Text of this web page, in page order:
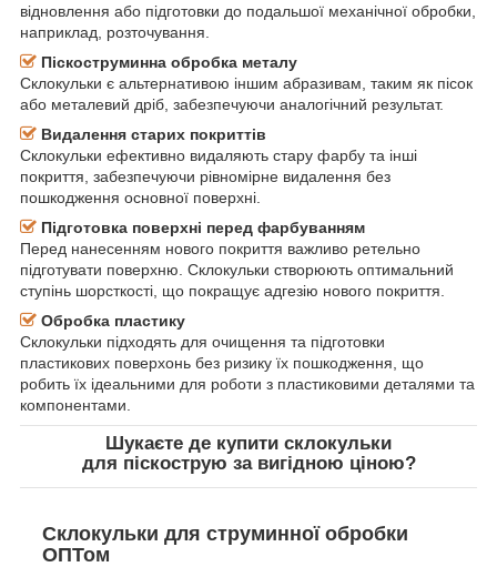
відновлення або підготовки до подальшої механічної обробки,
наприклад, розточування.
Піскоструминна обробка металу
Склокульки є альтернативою іншим абразивам, таким як пісок
або металевий дріб, забезпечуючи аналогічний результат.
Видалення старих покриттів
Склокульки ефективно видаляють стару фарбу та інші
покриття, забезпечуючи рівномірне видалення без
пошкодження основної поверхні.
Підготовка поверхні перед фарбуванням
Перед нанесенням нового покриття важливо ретельно
підготувати поверхню. Склокульки створюють оптимальний
ступінь шорсткості, що покращує адгезію нового покриття.
Обробка пластику
Склокульки підходять для очищення та підготовки
пластикових поверхонь без ризику їх пошкодження, що
робить їх ідеальними для роботи з пластиковими деталями та
компонентами.
Шукаєте де купити склокульки
для піскострую за вигідною ціною?
Склокульки для струминної обробки
ОПТом